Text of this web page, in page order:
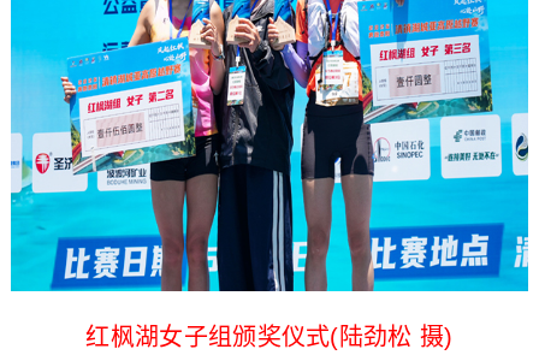
红枫湖女子组颁奖仪式(陆劲松 摄)